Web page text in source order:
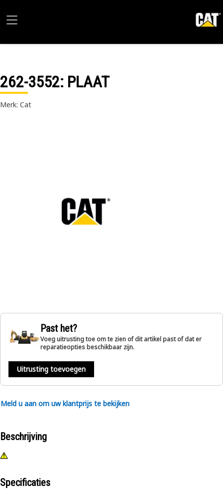
262-3552: PLAAT
Merk: Cat
Past het?
Voeg uitrusting toe om te zien of dit artikel past of dat er
reparatieopties beschikbaar zijn.
Uitrusting toevoegen
Meld u aan om uw klantprijs te bekijken
Beschrijving
Specificaties